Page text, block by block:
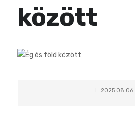
között
2025.08.06.